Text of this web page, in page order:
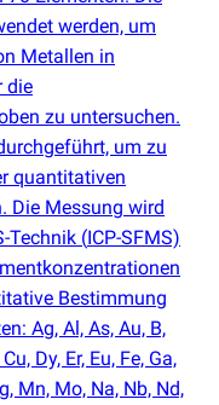
werden, um
Metallen in
die
zu untersuchen.
um zu
quantitativen
Die Messung wird
Technik (ICP-SFMS)
Bestimmung
Ag, Al, As, Au, B,
Dy, Er, Eu, Fe, Ga,
Mn, Mo, Na, Nb, Nd,